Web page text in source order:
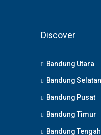
Discover
Bandung Utara
Bandung Selatan
Bandung Pusat
Bandung Timur
Bandung Tengah